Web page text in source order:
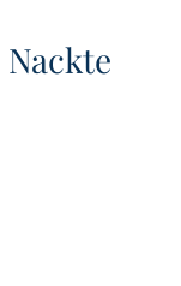
Nackte